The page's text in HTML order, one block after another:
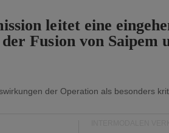
leitet eine
Fusion von Saipem
der Operation als besonders